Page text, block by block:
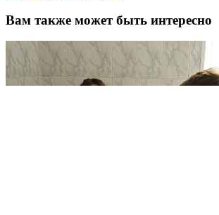
Вам также может быть интересно